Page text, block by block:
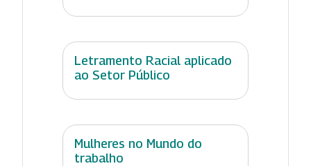
Letramento Racial aplicado
ao Setor Público
Mulheres no Mundo do
trabalho